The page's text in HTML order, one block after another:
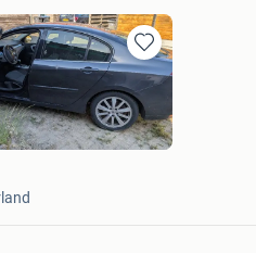
Bewaren
in
Mijn
Favorieten